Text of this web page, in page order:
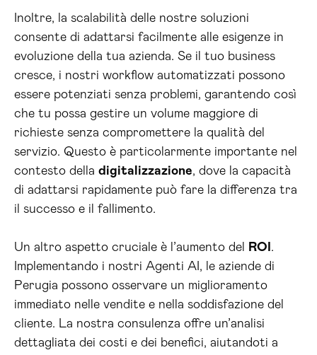
Inoltre, la scalabilità delle nostre soluzioni
consente di adattarsi facilmente alle esigenze in
evoluzione della tua azienda. Se il tuo business
cresce, i nostri workflow automatizzati possono
essere potenziati senza problemi, garantendo così
che tu possa gestire un volume maggiore di
richieste senza compromettere la qualità del
servizio. Questo è particolarmente importante nel
contesto della digitalizzazione, dove la capacità
di adattarsi rapidamente può fare la differenza tra
il successo e il fallimento.
Un altro aspetto cruciale è l’aumento del ROI .
Implementando i nostri Agenti AI, le aziende di
Perugia possono osservare un miglioramento
immediato nelle vendite e nella soddisfazione del
cliente. La nostra consulenza offre un’analisi
dettagliata dei costi e dei benefici, aiutandoti a